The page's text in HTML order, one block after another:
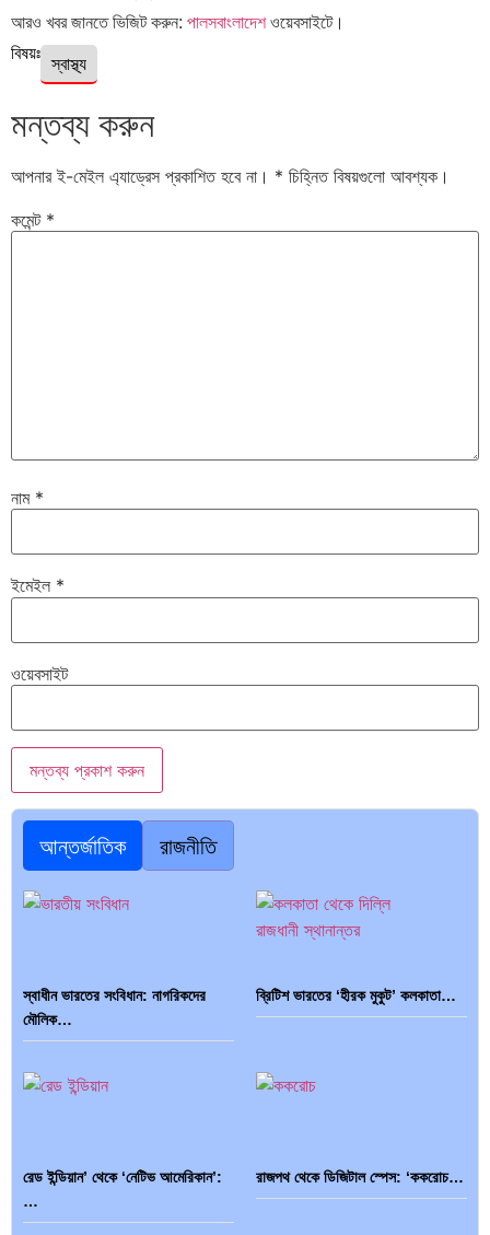
আরও খবর জানতে ভিজিট করুন: পালসবাংলাদেশওয়েবসাইটে।
বিষয়ঃ স্বাস্থ্য
মন্তব্য করুন
আপনার ই-মেইল এ্যাড্রেস প্রকাশিত হবে না। * চিহ্নিত বিষয়গুলো আবশ্যক।
কমেন্ট *
নাম *
ইমেইল *
ওয়েবসাইট
আন্তর্জাতিক রাজনীতি
স্বাধীন ভারতের সংবিধান: নাগরিকদের
মৌলিক…
ব্রিটিশ ভারতের ‘হীরক মুকুট’ কলকাতা…
রেড ইন্ডিয়ান’ থেকে ‘নেটিভ আমেরিকান’:
…
রাজপথ থেকে ডিজিটাল স্পেস: ‘ককরোচ…